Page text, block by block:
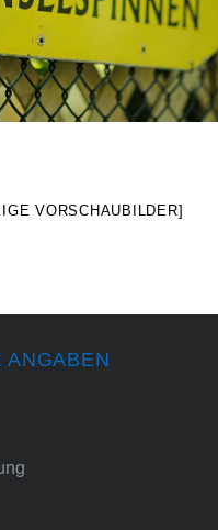
VORSCHAUBILDER]
ANGABEN